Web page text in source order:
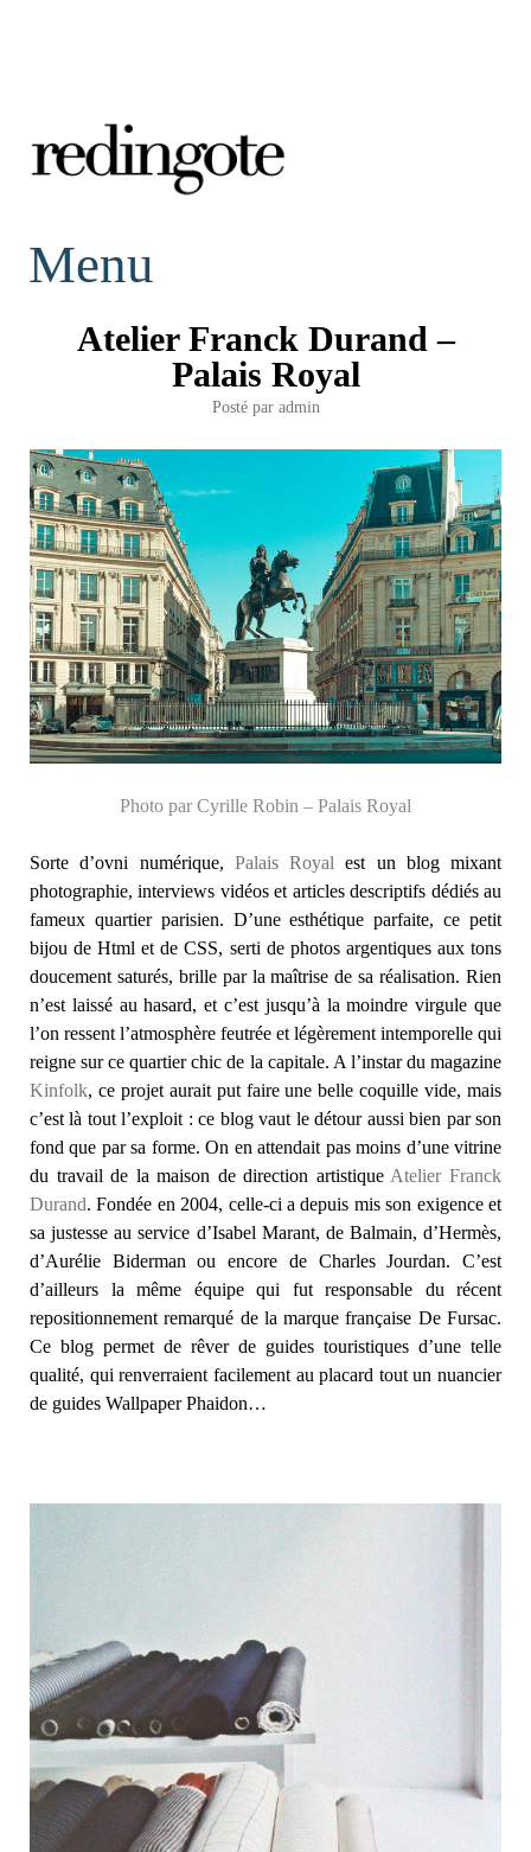
redingote.
Menu
Atelier Franck Durand –
Palais Royal
Posté par admin
Photo par Cyrille Robin – Palais Royal
Sorte d’ovni numérique, Palais Royal est un blog mixant
photographie, interviews vidéos et articles descriptifs dédiés au
fameux quartier parisien. D’une esthétique parfaite, ce petit
bijou de Html et de CSS, serti de photos argentiques aux tons
doucement saturés, brille par la maîtrise de sa réalisation. Rien
n’est laissé au hasard, et c’est jusqu’à la moindre virgule que
l’on ressent l’atmosphère feutrée et légèrement intemporelle qui
reigne sur ce quartier chic de la capitale. A l’instar du magazine
Kinfolk, ce projet aurait put faire une belle coquille vide, mais
c’est là tout l’exploit : ce blog vaut le détour aussi bien par son
fond que par sa forme. On en attendait pas moins d’une vitrine
du travail de la maison de direction artistique Atelier Franck
Durand. Fondée en 2004, celle-ci a depuis mis son exigence et
sa justesse au service d’Isabel Marant, de Balmain, d’Hermès,
d’Aurélie Biderman ou encore de Charles Jourdan. C’est
d’ailleurs la même équipe qui fut responsable du récent
repositionnement remarqué de la marque française De Fursac.
Ce blog permet de rêver de guides touristiques d’une telle
qualité, qui renverraient facilement au placard tout un nuancier
de guides Wallpaper Phaidon…